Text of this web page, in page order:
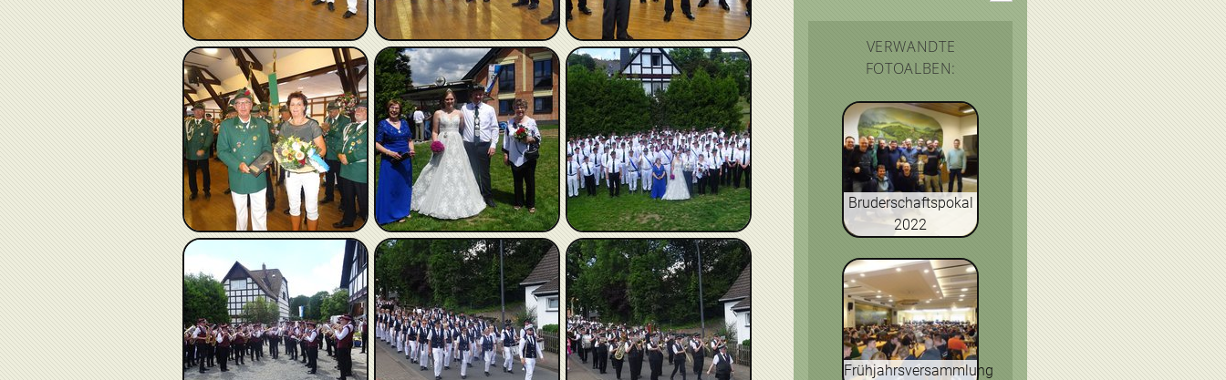
VERWANDTE
FOTOALBEN:
Bruderschaftspokal
2022
Frühjahrsversammlung